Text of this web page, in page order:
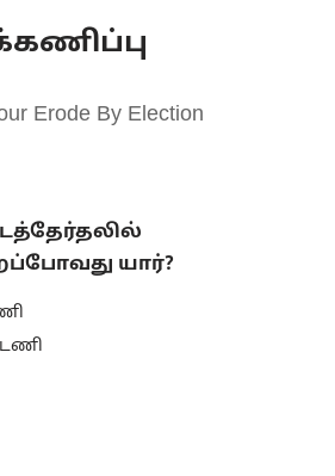
Erode By Election
யார்?